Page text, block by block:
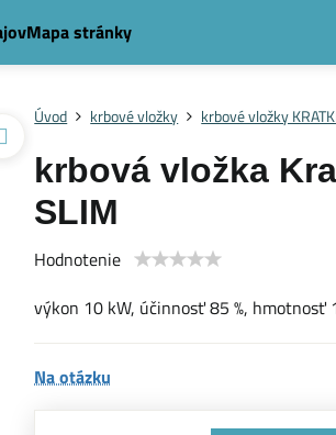
Mapa stránky
Úvod krbové vložky krbové vložky
krbová vložka
SLIM
Hodnotenie
výkon 10 kW, účinnosť 85 %, hmotnosť
Na otázku